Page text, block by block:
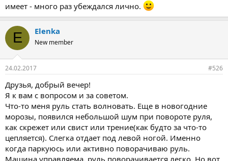
имеет - много раз убеждался лично.
E Elenka
New member
24.02.2017 #526
Друзья, добрый вечер!
Я к вам с вопросом и за советом.
Что-то меня руль стать волновать. Еще в новогодние
морозы, появился небольшой шум при повороте руля,
как скрежет или свист или трение(как будто за что-то
цепляется). Слегка отдает под левой ногой. Именно
когда паркуюсь или активно поворачиваю руль.